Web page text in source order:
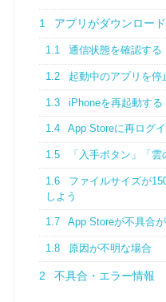
1 アプリがダウンロー
1.1 通信状態を確認する
1.2 起動中のアプリを停
1.3 iPhoneを再起動する
1.4 App Storeに再ログ
1.5 「入手ボタン」「
1.6
ファイルサイズが
しよう
1.7 App Storeが不具合
1.8 原因が不明な場合
2 不具合・エラー情報